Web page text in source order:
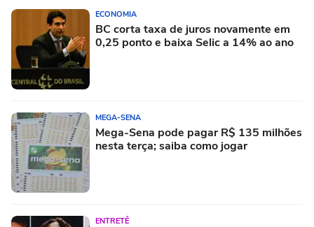
ECONOMIA
BC corta taxa de juros novamente em
0,25 ponto e baixa Selic a 14% ao ano
MEGA-SENA
Mega-Sena pode pagar R$ 135 milhões
nesta terça; saiba como jogar
ENTRETÊ